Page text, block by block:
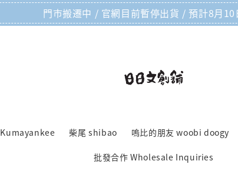
門市搬遷中 / 官網目前暫停出貨 / 預計8月10
Kumayankee 柴尾 shibao 嗚比的朋友 woobi doogy
批發合作 Wholesale Inquiries